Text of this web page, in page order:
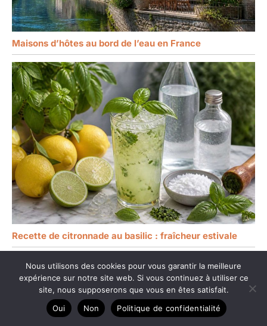
Maisons d’hôtes au bord de l’eau en France
Recette de citronnade au basilic : fraîcheur estivale
Nous utilisons des cookies pour vous garantir la meilleure
expérience sur notre site web. Si vous continuez à utiliser ce
site, nous supposerons que vous en êtes satisfait.
Oui
Non Politique de confidentialité